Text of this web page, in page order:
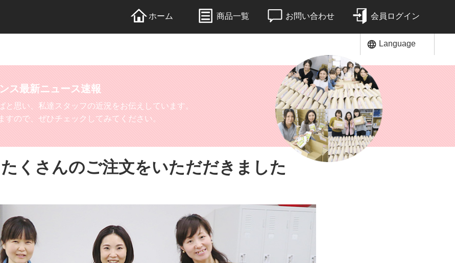
ホーム 商品一覧 お問い合わせ 会員ログイン
Language
ス最新ニュース速報
と思い、私達スタッフの近況をお伝えしています。
すので、ぜひチェックしてみてください。
くさんのご注文をいただだきました